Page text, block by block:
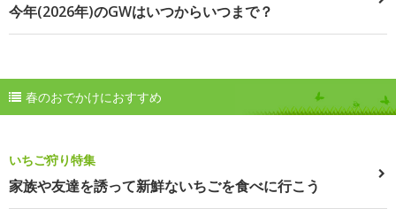
今年(2026年)のGWはいつからいつまで？
春のおでかけにおすすめ
いちご狩り特集
家族や友達を誘って新鮮ないちごを食べに行こう